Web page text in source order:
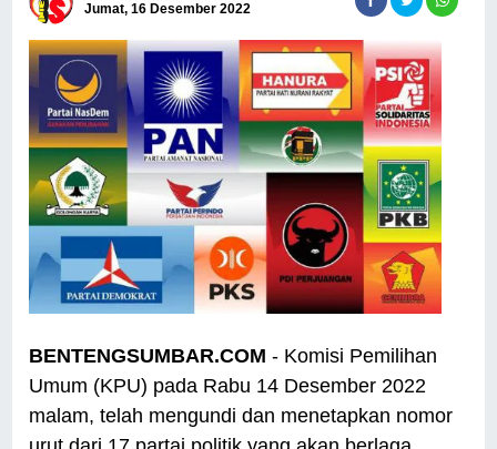
Jumat, 16 Desember 2022
BENTENGSUMBAR.COM - Komisi Pemilihan
Umum (KPU) pada Rabu 14 Desember 2022
malam, telah mengundi dan menetapkan nomor